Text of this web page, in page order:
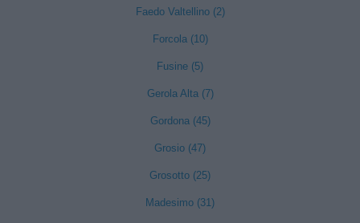
Faedo Valtellino (2)
Forcola (10)
Fusine (5)
Gerola Alta (7)
Gordona (45)
Grosio (47)
Grosotto (25)
Madesimo (31)